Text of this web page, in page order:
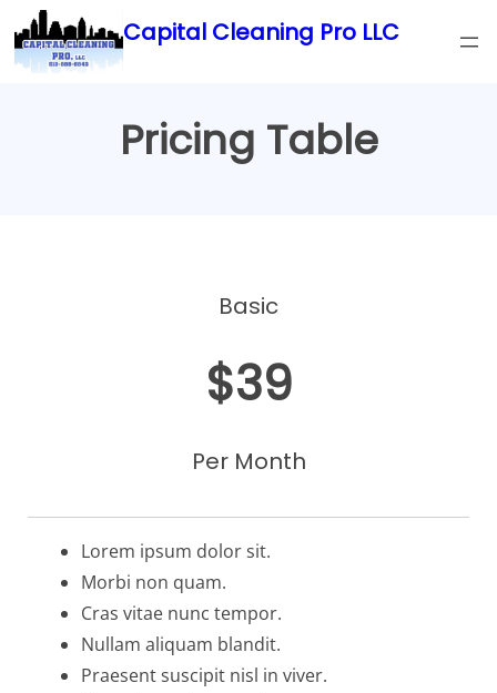
Skip
to
Capital Cleaning Pro LLC
Pricing Table
Basic
$39
Per Month
Lorem ipsum dolor sit.
Morbi non quam.
Cras vitae nunc tempor.
Nullam aliquam blandit.
Praesent suscipit nisl in viver.